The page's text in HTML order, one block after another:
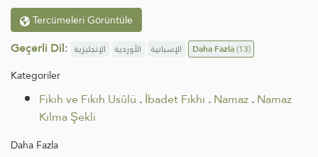
Tercümeleri Görüntüle
Geçerli Dil: الإنجليزية الأوردية الإسبانية Daha Fazla(13)
Kategoriler
Fıkıh ve Fıkıh Usûlü .İbadet Fıkhı .Namaz.Namaz
Kılma Şekli
Daha Fazla